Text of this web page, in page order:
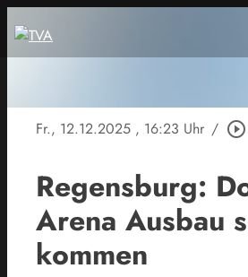
Fr., 12.12.2025 , 16:23 Uhr / play_circle_outline
Regensburg:
Arena Ausbau
kommen